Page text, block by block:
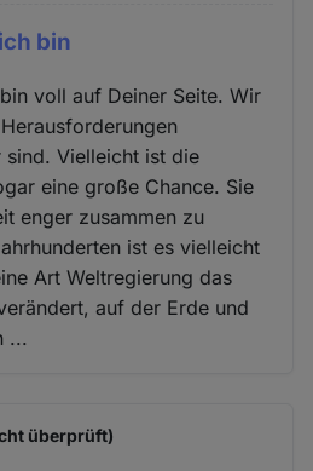
bin
voll auf Deiner Seite. Wir
Vielleicht ist die
eine große Chance. Sie
enger zusammen zu
ist es vielleicht
Art Weltregierung das
auf der Erde und
...
überprüft)